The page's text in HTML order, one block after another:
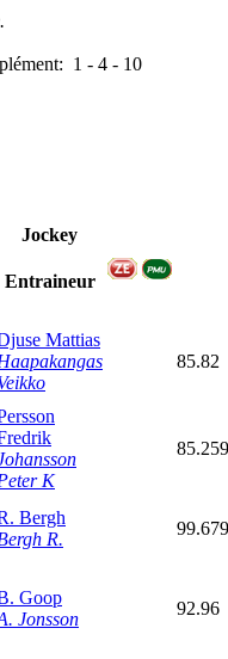
1 - 4 - 10
Jockey
Entraineur
Mattias
85.82
K
Bergh
R.
Goop
Jonsson
92.96